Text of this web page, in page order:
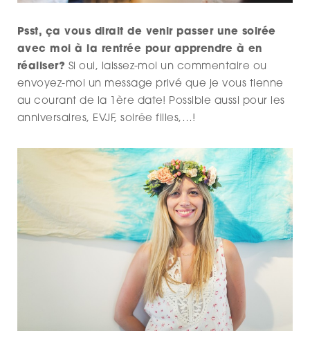
Psst, ça vous dirait de venir passer une soirée
avec moi à la rentrée pour apprendre à en
réaliser? Si oui, laissez-moi un commentaire ou
envoyez-moi un message privé que je vous tienne
au courant de la 1ère date! Possible aussi pour les
anniversaires, EVJF, soirée filles,…!